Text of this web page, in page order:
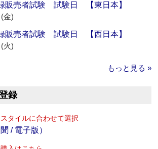
販売者試験 試験日 【東日本】
金)
販売者試験 試験日 【西日本】
火)
もっと見る »
録
タイルに合わせて選択
/ 電子版）